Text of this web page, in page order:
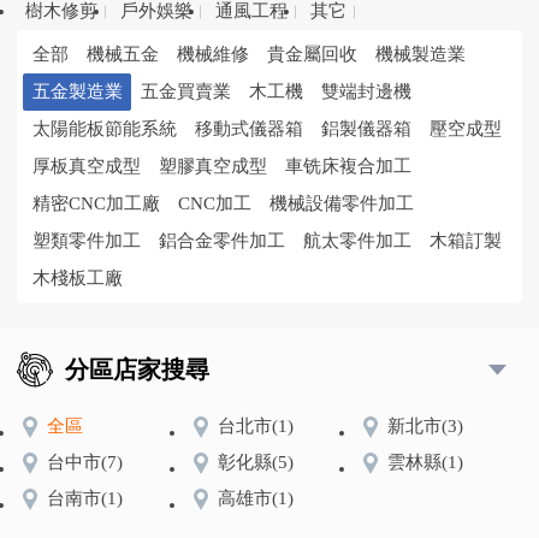
樹木修剪
戶外娛樂 通風工程 其它
全部 機械五金 機械維修 貴金屬回收
機械製造業
五金製造業
五金買賣業 木工機
雙端封邊機
太陽能板節能系統
移動式儀器箱 鋁製儀器箱
壓空成型
厚板真空成型
塑膠真空成型
車铣床複合加工
精密CNC加工廠
CNC加工
機械設備零件加工
塑類零件加工
鋁合金零件加工 航太零件加工
木箱訂製
木棧板工廠
分區店家搜尋
全區 台北市(1) 新北市(3)
台中市(7) 彰化縣(5) 雲林縣(1)
台南市(1) 高雄市(1)